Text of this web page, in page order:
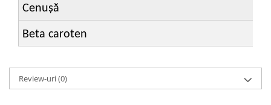
Cenușă
Beta caroten
Review-uri(0)